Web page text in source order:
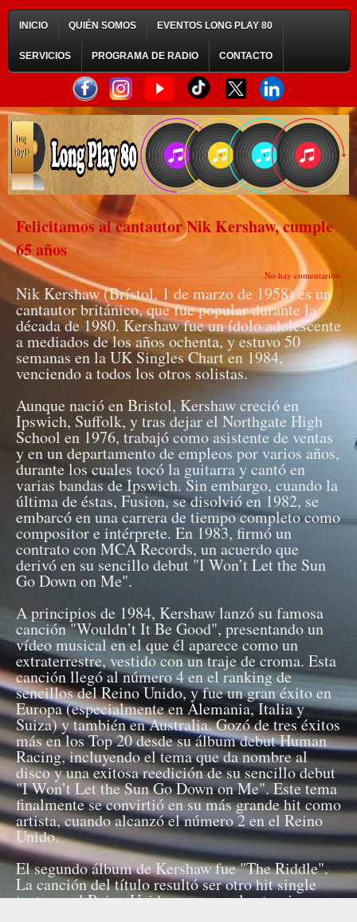
INICIO QUIÉN SOMOS EVENTOS LONG PLAY 80
SERVICIOS PROGRAMA DE RADIO CONTACTO
Felicitamos al cantautor Nik Kershaw, cumple
65 años
No hay comentarios:
Nik Kershaw (Brístol, 1 de marzo de 1958) es un
cantautor británico, que fue popular durante la
década de 1980. Kershaw fue un ídolo adolescente
a mediados de los años ochenta, y estuvo 50
semanas en la UK Singles Chart en 1984,
venciendo a todos los otros solistas.
Aunque nació en Bristol, Kershaw creció en
Ipswich, Suffolk, y tras dejar el Northgate High
School en 1976, trabajó como asistente de ventas
y en un departamento de empleos por varios años,
durante los cuales tocó la guitarra y cantó en
varias bandas de Ipswich. Sin embargo, cuando la
última de éstas, Fusion, se disolvió en 1982, se
embarcó en una carrera de tiempo completo como
compositor e intérprete. En 1983, firmó un
contrato con MCA Records, un acuerdo que
derivó en su sencillo debut "I Won’t Let the Sun
Go Down on Me".
A principios de 1984, Kershaw lanzó su famosa
canción "Wouldn’t It Be Good", presentando un
vídeo musical en el que él aparece como un
extraterrestre, vestido con un traje de croma. Esta
canción llegó al número 4 en el ranking de
sencillos del Reino Unido, y fue un gran éxito en
Europa (especialmente en Alemania, Italia y
Suiza) y también en Australia. Gozó de tres éxitos
más en los Top 20 desde su álbum debut Human
Racing, incluyendo el tema que da nombre al
disco y una exitosa reedición de su sencillo debut
"I Won’t Let the Sun Go Down on Me". Este tema
finalmente se convirtió en su más grande hit como
artista, cuando alcanzó el número 2 en el Reino
Unido.
El segundo álbum de Kershaw fue "The Riddle".
La canción del título resultó ser otro hit single
tanto en el Reino Unido como en el extranjero, y